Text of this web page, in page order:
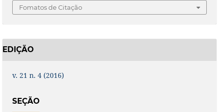
Fomatos de Citação
EDIÇÃO
v. 21 n. 4 (2016)
SEÇÃO